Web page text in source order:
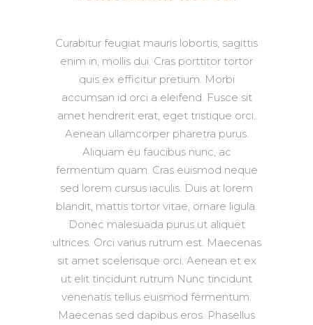
Curabitur feugiat mauris lobortis, sagittis
enim in, mollis dui. Cras porttitor tortor
quis ex efficitur pretium. Morbi
accumsan id orci a eleifend. Fusce sit
amet hendrerit erat, eget tristique orci.
Aenean ullamcorper pharetra purus.
Aliquam eu faucibus nunc, ac
fermentum quam. Cras euismod neque
sed lorem cursus iaculis. Duis at lorem
blandit, mattis tortor vitae, ornare ligula.
Donec malesuada purus ut aliquet
ultrices. Orci varius rutrum est. Maecenas
sit amet scelerisque orci. Aenean et ex
ut elit tincidunt rutrum Nunc tincidunt
venenatis tellus euismod fermentum.
Maecenas sed dapibus eros. Phasellus